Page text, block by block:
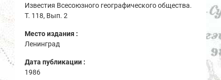
Известия Всесоюзного географического общества.
Т. 118, Вып. 2
Место издания :
Ленинград
Дата публикации :
1986